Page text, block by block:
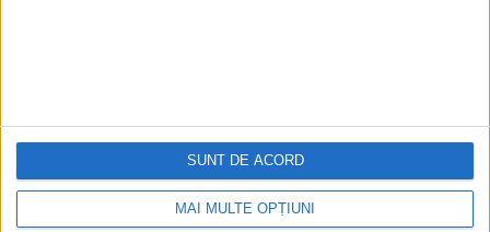
MAI MULTE OPȚIUNI
SUNT DE ACORD